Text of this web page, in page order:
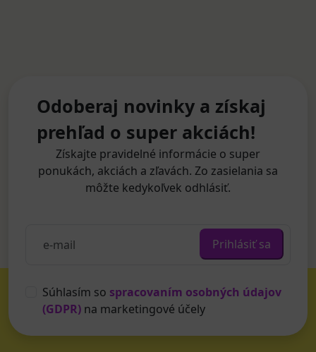
Odoberaj novinky a získaj
prehľad o super akciách!
Získajte pravidelné informácie o super
ponukách, akciách a zľavách. Zo zasielania sa
môžte kedykoľvek odhlásiť.
Prihlásiť sa
Súhlasím so spracovaním osobných údajov
(GDPR) na marketingové účely